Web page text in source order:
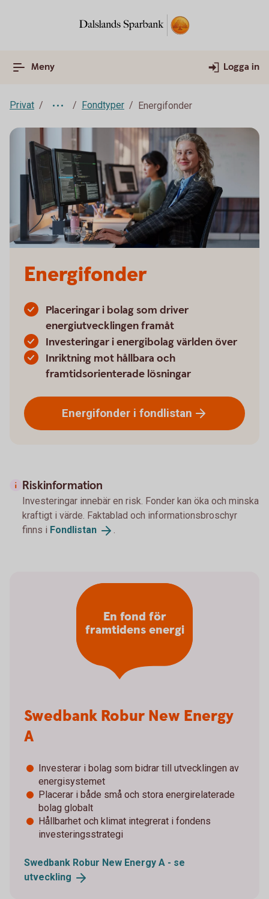
Meny Logga in
Privat Fondtyper Energifonder
Energifonder
Placeringar i bolag som driver
energiutvecklingen framåt
Investeringar i energibolag världen över
Inriktning mot hållbara och
framtidsorienterade lösningar
Energifonder i fondlistan
Riskinformation
Investeringar innebär en risk. Fonder kan öka och minska
kraftigt i värde. Faktablad och informationsbroschyr
finns i Fondlistan .
Swedbank Robur New Energy
A
Investerar i bolag som bidrar till utvecklingen av
energisystemet
Placerar i både små och stora energirelaterade
bolag globalt
Hållbarhet och klimat integrerat i fondens
investeringsstrategi
Swedbank Robur New Energy A - se
utveckling
En fond för
framtidens energi